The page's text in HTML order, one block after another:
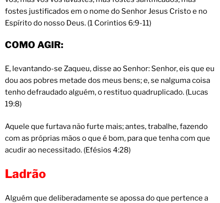
fostes justificados em o nome do Senhor Jesus Cristo e no
Espírito do nosso Deus. (1 Corintios 6:9-11)
COMO AGIR:
E, levantando-se Zaqueu, disse ao Senhor: Senhor, eis que eu
dou aos pobres metade dos meus bens; e, se nalguma coisa
tenho defraudado alguém, o restituo quadruplicado. (Lucas
19:8)
Aquele que furtava não furte mais; antes, trabalhe, fazendo
com as próprias mãos o que é bom, para que tenha com que
acudir ao necessitado. (Efésios 4:28)
Ladrão
Alguém que deliberadamente se apossa do que pertence a